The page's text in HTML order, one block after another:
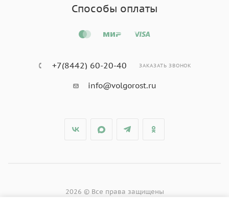
Способы оплаты
+7(8442) 60-20-40 ЗАКАЗАТЬ ЗВОНОК
info@volgorost.ru
2026 © Все права защищены